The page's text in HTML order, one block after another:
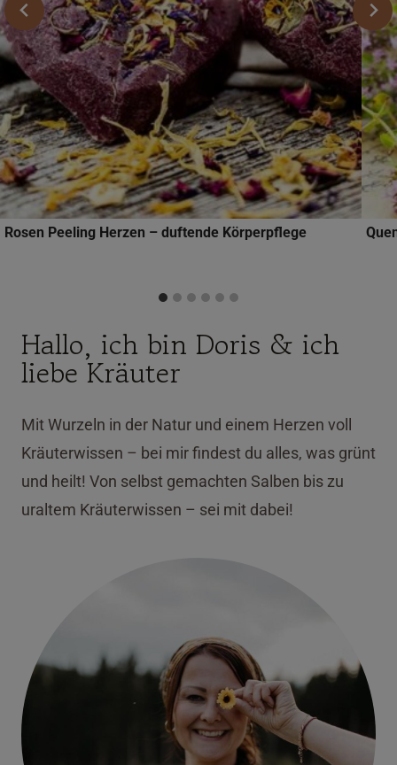
Rosen Peeling Herzen – duftende Körperpflege
Hallo, ich bin Doris & ich
liebe Kräuter
Mit Wurzeln in der Natur und einem Herzen voll
Kräuterwissen – bei mir findest du alles, was grünt
und heilt! Von selbst gemachten Salben bis zu
uraltem Kräuterwissen – sei mit dabei!